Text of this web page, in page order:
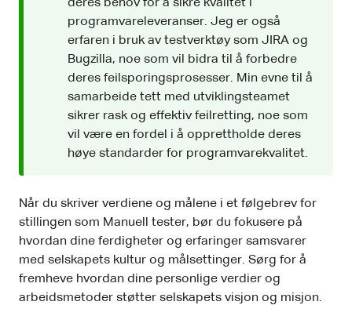
deres behov for å sikre kvalitet i
programvareleveranser. Jeg er også
erfaren i bruk av testverktøy som JIRA og
Bugzilla, noe som vil bidra til å forbedre
deres feilsporingsprosesser. Min evne til å
samarbeide tett med utviklingsteamet
sikrer rask og effektiv feilretting, noe som
vil være en fordel i å opprettholde deres
høye standarder for programvarekvalitet.
Når du skriver verdiene og målene i et følgebrev for
stillingen som Manuell tester, bør du fokusere på
hvordan dine ferdigheter og erfaringer samsvarer
med selskapets kultur og målsettinger. Sørg for å
fremheve hvordan dine personlige verdier og
arbeidsmetoder støtter selskapets visjon og misjon.